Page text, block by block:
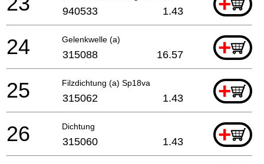
940533 1.43
Gelenkwelle (a) +
24 315088 16.57
Filzdichtung (a) Sp18va +
25 315062 1.43
Dichtung +
26 315060 1.43